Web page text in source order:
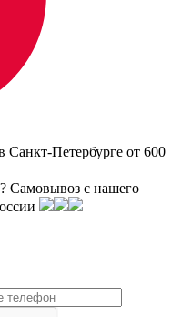
Санкт-Петербурге от 600
Самовывоз с нашего